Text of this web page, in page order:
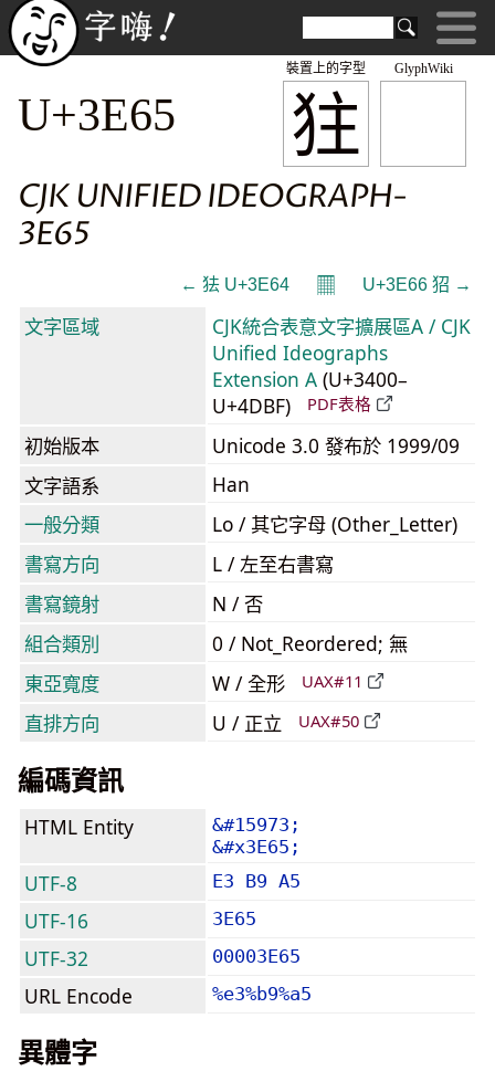
GlyphWiki
㹥
裝置上的字型
U+3E65
CJK UNIFIED IDEOGRAPH-
3E65
← 㹤 U+3E64 𝄜 U+3E66 㹦 →
文字區域
CJK統合表意文字擴展區A / CJK
Unified Ideographs
Extension A (U+3400–
U+4DBF)
PDF表格
初始版本
Unicode 3.0 發布於 1999/09
文字語系
Han
一般分類
Lo / 其它字母 (Other_Letter)
書寫方向
L / 左至右書寫
書寫鏡射
N / 否
組合類別
0 / Not_Reordered; 無
東亞寬度
W / 全形 UAX#11
直排方向 U / 正立 UAX#50
編碼資訊
HTML Entity
&#15973;
&#x3E65;
UTF-8 E3 B9 A5
UTF-16 3E65
UTF-32 00003E65
URL Encode %e3%b9%a5
異體字